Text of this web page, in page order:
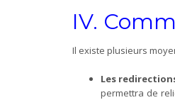
IV.
Il existe plusieurs
Les
permettra de